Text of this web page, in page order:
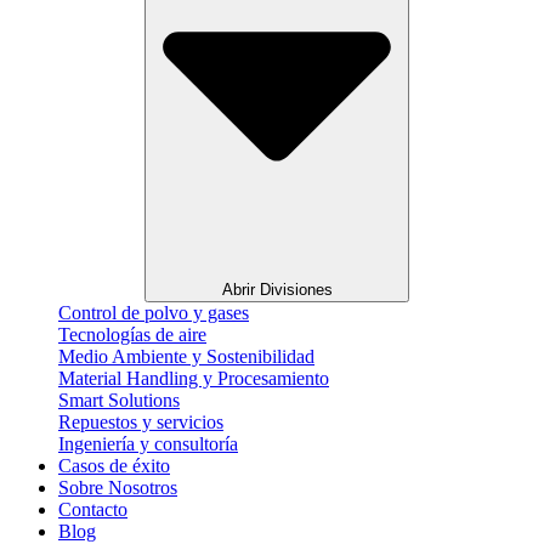
Abrir Divisiones
Control de polvo y gases
Tecnologías de aire
Medio Ambiente y Sostenibilidad
Material Handling y Procesamiento
Smart Solutions
Repuestos y servicios
Ingeniería y consultoría
Casos de éxito
Sobre Nosotros
Contacto
Blog